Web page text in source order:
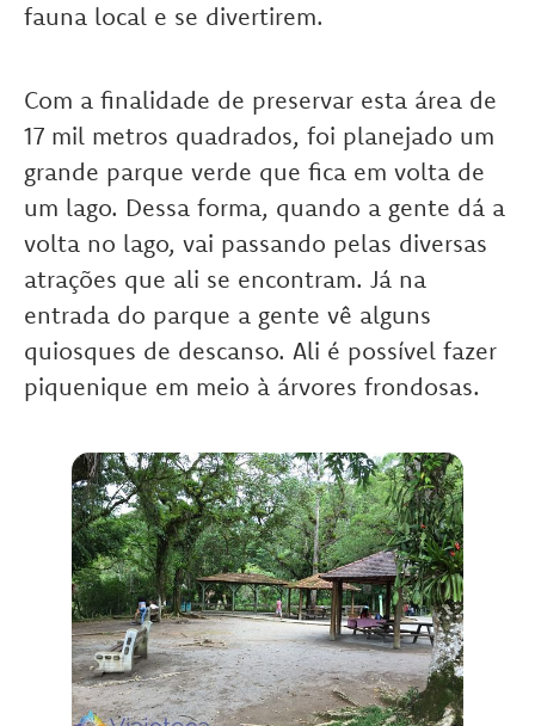
fauna local e se divertirem.
Com a finalidade de preservar esta área de
17 mil metros quadrados, foi planejado um
grande parque verde que fica em volta de
um lago. Dessa forma, quando a gente dá a
volta no lago, vai passando pelas diversas
atrações que ali se encontram. Já na
entrada do parque a gente vê alguns
quiosques de descanso. Ali é possível fazer
piquenique em meio à árvores frondosas.